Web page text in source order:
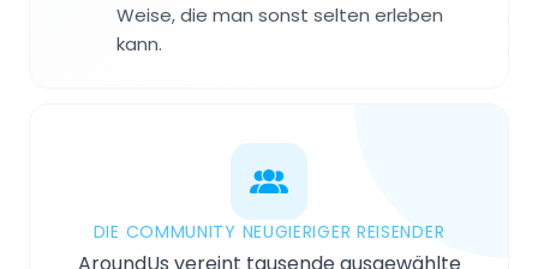
Weise, die man sonst selten erleben
kann.
DIE COMMUNITY NEUGIERIGER REISENDER
AroundUs vereint tausende ausgewählte